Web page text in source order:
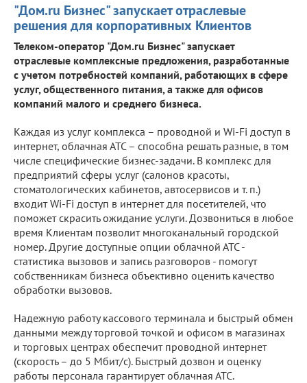
"Дом.ru Бизнес" запускает отраслевые
решения для корпоративных Клиентов
Телеком-оператор "Дом.ru Бизнес" запускает
отраслевые комплексные предложения, разработанные
с учетом потребностей компаний, работающих в сфере
услуг, общественного питания, а также для офисов
компаний малого и среднего бизнеса.
Каждая из услуг комплекса – проводной и Wi-Fi доступ в
интернет, облачная АТС – способна решать разные, в том
числе специфические бизнес-задачи. В комплекс для
предприятий сферы услуг (салонов красоты,
стоматологических кабинетов, автосервисов и т. п.)
входит Wi-Fi доступ в интернет для посетителей, что
поможет скрасить ожидание услуги. Дозвониться в любое
время Клиентам позволит многоканальный городской
номер. Другие доступные опции облачной АТС -
статистика вызовов и запись разговоров - помогут
собственникам бизнеса объективно оценить качество
обработки вызовов.
Надежную работу кассового терминала и быстрый обмен
данными между торговой точкой и офисом в магазинах
и торговых центрах обеспечит проводной интернет
(скорость – до 5 Мбит/c). Быстрый дозвон и оценку
работы персонала гарантирует облачная АТС.